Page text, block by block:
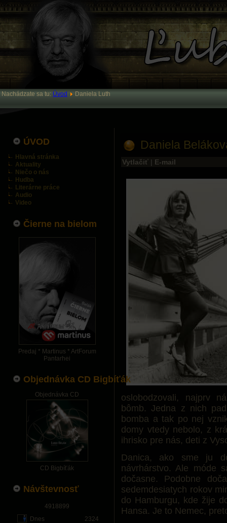
Nachádzate sa tu: Úvod Daniela Luth
ÚVOD
Hlavná stránka
Aktuality
Niečo o nás
Hudba
Literárne práce
Audio
Video
Čierne na bielom
Predaj * Martinus * ArtForum
Pantarhei
Objednávka CD Bigbíťák
Objednávka CD
CD Bigbíťák
Návštevnosť
4918899
Dnes
2324
Daniela
Vytlačiť | E-mail
oslobodzovali, najprv
bômb. Jedna z nich
bomba a tak po nej
domy vtedy nebolo, z
ihrisko pre nás, deti z
Danica, ako sme ju
návrhárstvo. Ale móde
dočasne. Podobne
sedemdesiatych rokov
do Hamburgu, kde žije
Hansa. Je to Nemec,